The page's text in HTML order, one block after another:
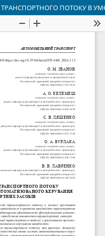
ПОТОКУ В